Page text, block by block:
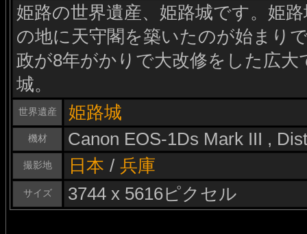
姫路の世界遺産、姫路城です。姫
の地に天守閣を築いたのが始まり
政が8年がかりで大改修をした広大
城。
世界遺産 姫路城
機材 Canon EOS-1Ds Mark III ,
撮影地 日本 / 兵庫
サイズ 3744 x 5616ピクセル